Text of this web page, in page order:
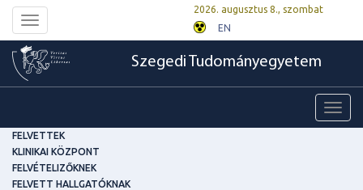
Toggle
navigation
2026. augusztus 8., szombat
EN
Szegedi Tudományegyetem
FELVETTEK
KLINIKAI KÖZPONT
FELVÉTELIZŐKNEK
FELVETT HALLGATÓKNAK